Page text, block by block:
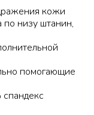
кожи
по низу штанин,
помогающие